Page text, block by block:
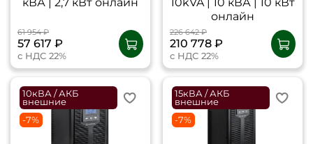
61 954 ₽
57 617 ₽
с НДС 22%
онлайн
226 642 ₽
210 778 ₽
с НДС 22%
10кВА / АКБ
внешние
-7%
15кВА / АКБ
внешние
-7%